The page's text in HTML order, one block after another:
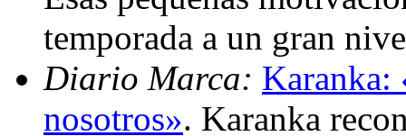
temporada a un gran
Diario Marca: Karanka:
nosotros». Karanka